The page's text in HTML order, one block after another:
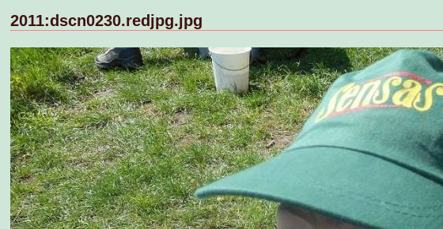
2011:dscn0230.redjpg.jpg